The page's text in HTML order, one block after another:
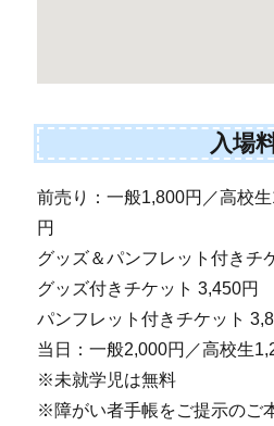
入場
前売り：一般1,800円／高校
円
グッズ＆パンフレット付きチ
グッズ付きチケット 3,450円
パンフレット付きチケット
当日：一般2,000円／高校生
※未就学児は無料
※障がい者手帳をご提示のご